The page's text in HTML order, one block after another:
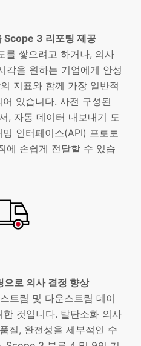
Scope 3 리포팅 제공
를 쌓으려고 하거나, 의사
각을 원하는 기업에게 안성
지표와 함께 가장 일반적
있습니다. 사전 구성된
, 자동 데이터 내보내기 도
인터페이스(API) 프로토
에 손쉽게 전달할 수 있습
으로 의사 결정 향상
트림 및 다운스트림 데이
것입니다. 탈탄소화 의사
질, 완전성을 세부적인 수